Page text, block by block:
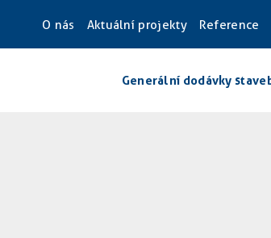
O nás Aktuální projekty Reference
Generální dodávky